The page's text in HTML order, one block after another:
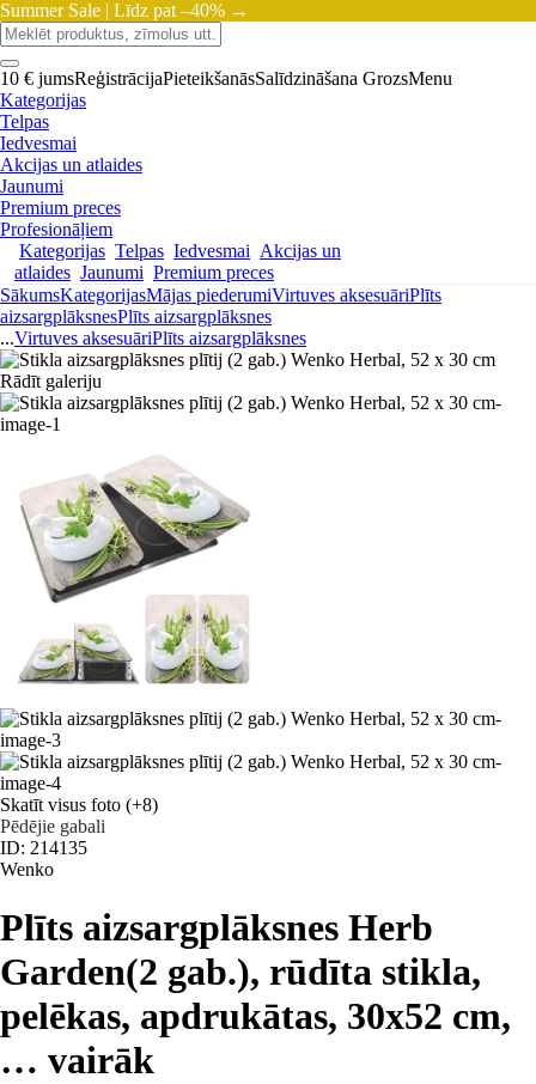
Summer Sale | Līdz pat –40% →
10 € jumsReģistrācijaPieteikšanāsSalīdzināšana GrozsMenu
Kategorijas
Telpas
Iedvesmai
Akcijas un atlaides
Jaunumi
Premium preces
Profesionāļiem
Kategorijas Telpas Iedvesmai Akcijas un
atlaides Jaunumi Premium preces
SākumsKategorijasMājas piederumiVirtuves aksesuāriPlīts
aizsargplāksnesPlīts aizsargplāksnes
...Virtuves aksesuāriPlīts aizsargplāksnes
Rādīt galeriju
Skatīt visus foto (+8)
Pēdējie gabali
ID: 214135
Wenko
Plīts aizsargplāksnes Herb
Garden(2 gab.), rūdīta stikla,
pelēkas, apdrukātas, 30x52 cm,
… vairāk